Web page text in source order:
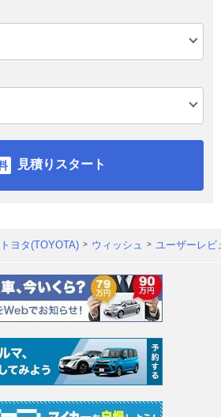
見積りスタート
トヨタ(TOYOTA) ウィッシュ ユーザーレビ